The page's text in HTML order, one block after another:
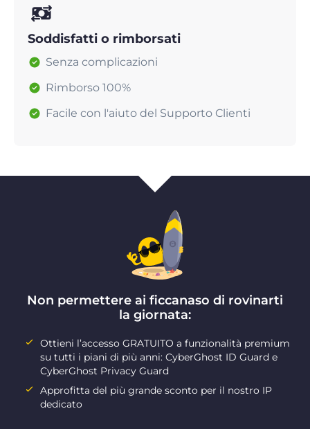
Soddisfatti o rimborsati
Senza complicazioni
Rimborso 100%
Facile con l'aiuto del Supporto Clienti
Non permettere ai ficcanaso di rovinarti
la giornata:
Ottieni l’accesso GRATUITO a funzionalità premium
su tutti i piani di più anni: CyberGhost ID Guard e
CyberGhost Privacy Guard
Approfitta del più grande sconto per il nostro IP
dedicato